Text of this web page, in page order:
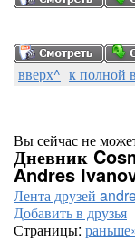
вверх^ к полной
Вы сейчас не
Дневник
Andres
Лента друзей
Добавить в друзья
Страницы: